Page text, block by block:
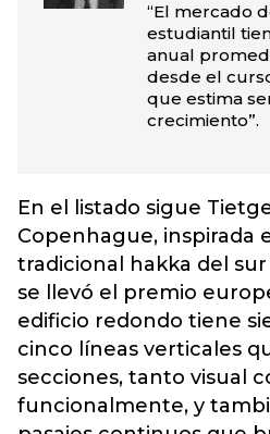
“El mercado
estudiantil
anual
desde el
que estima
crecimiento”.
En el listado sigue
Copenhague, inspirada
tradicional hakka del
se llevó el premio
edificio redondo tiene
cinco líneas verticales
secciones, tanto visual
funcionalmente, y